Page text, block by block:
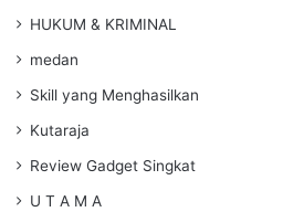
HUKUM & KRIMINAL
medan
Skill yang Menghasilkan
Kutaraja
Review Gadget Singkat
U T A M A